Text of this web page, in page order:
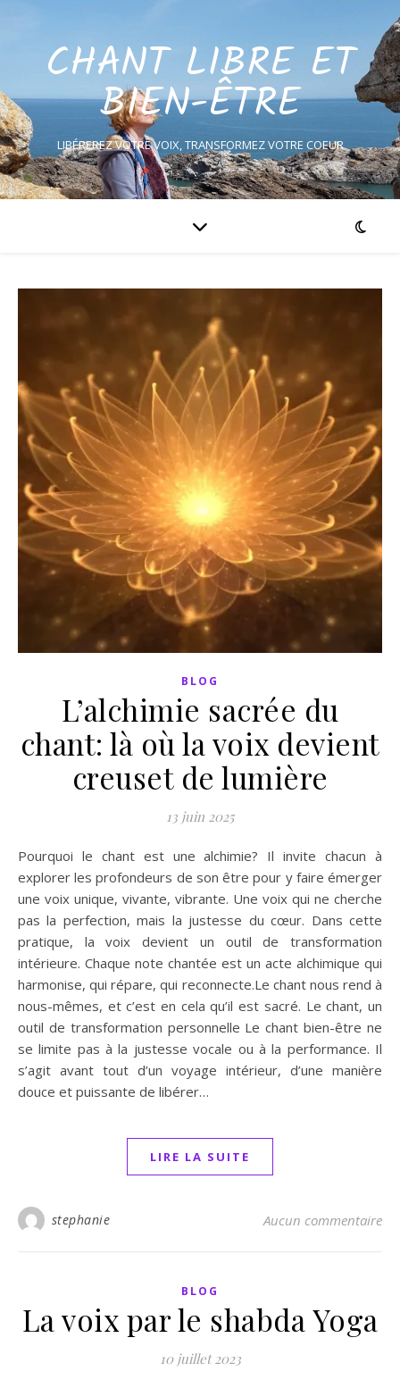
CHANT LIBRE ET
BIEN-ÊTRE
LIBÉREREZ VOTRE VOIX, TRANSFORMEZ VOTRE COEUR
BLOG
L’alchimie sacrée du
chant: là où la voix devient
creuset de lumière
13 juin 2025
Pourquoi le chant est une alchimie? Il invite chacun à
explorer les profondeurs de son être pour y faire émerger
une voix unique, vivante, vibrante. Une voix qui ne cherche
pas la perfection, mais la justesse du cœur. Dans cette
pratique, la voix devient un outil de transformation
intérieure. Chaque note chantée est un acte alchimique qui
harmonise, qui répare, qui reconnecte.Le chant nous rend à
nous-mêmes, et c’est en cela qu’il est sacré. Le chant, un
outil de transformation personnelle Le chant bien-être ne
se limite pas à la justesse vocale ou à la performance. Il
s’agit avant tout d’un voyage intérieur, d’une manière
douce et puissante de libérer…
LIRE LA SUITE
stephanie Aucun commentaire
BLOG
La voix par le shabda Yoga
10 juillet 2023